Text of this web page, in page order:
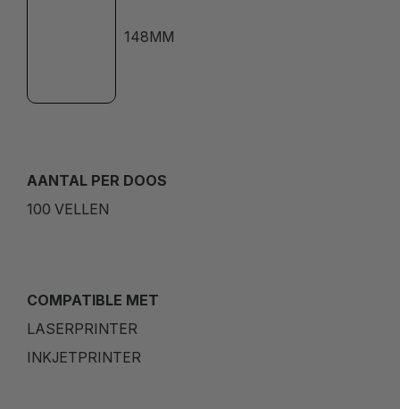
148MM
AANTAL PER DOOS
100 VELLEN
COMPATIBLE MET
LASERPRINTER
INKJETPRINTER